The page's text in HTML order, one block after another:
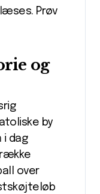
Prøv
og
by
i dag
række
over